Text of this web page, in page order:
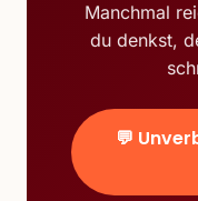
Manchmal
du denkst,
💬